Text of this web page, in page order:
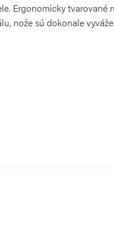
Ergonomicky tvarované
nože sú dokonale